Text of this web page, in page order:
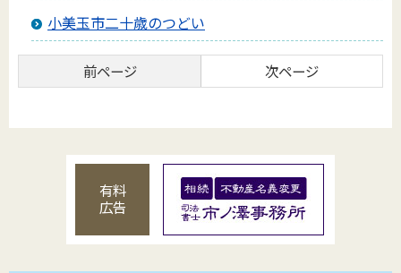
小美玉市二十歳のつどい
前ページ 次ページ
有料
広告